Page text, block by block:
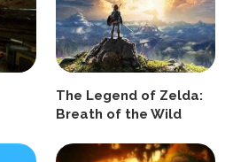
The Legend of Zelda:
Breath of the Wild